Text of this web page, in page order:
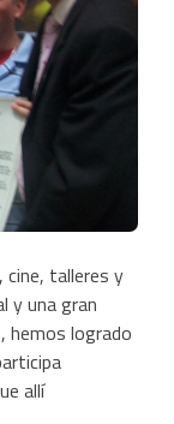
cine, talleres y
y una gran
hemos logrado
allí